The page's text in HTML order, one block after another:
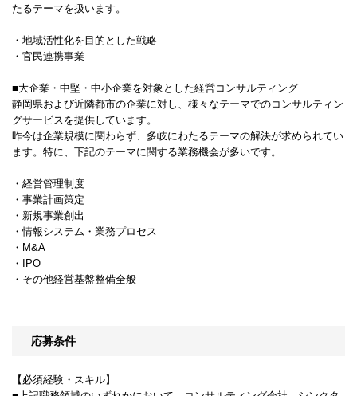
たるテーマを扱います。
・地域活性化を目的とした戦略
・官民連携事業
■大企業・中堅・中小企業を対象とした経営コンサルティング
静岡県および近隣都市の企業に対し、様々なテーマでのコンサルティン
グサービスを提供しています。
昨今は企業規模に関わらず、多岐にわたるテーマの解決が求められてい
ます。特に、下記のテーマに関する業務機会が多いです。
・経営管理制度
・事業計画策定
・新規事業創出
・情報システム・業務プロセス
・M&A
・IPO
・その他経営基盤整備全般
応募条件
【必須経験・スキル】